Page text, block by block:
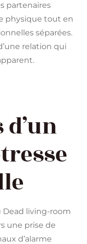
partenaires
physique tout en
séparées.
relation qui
Dead living-room
une prise de
d’alarme